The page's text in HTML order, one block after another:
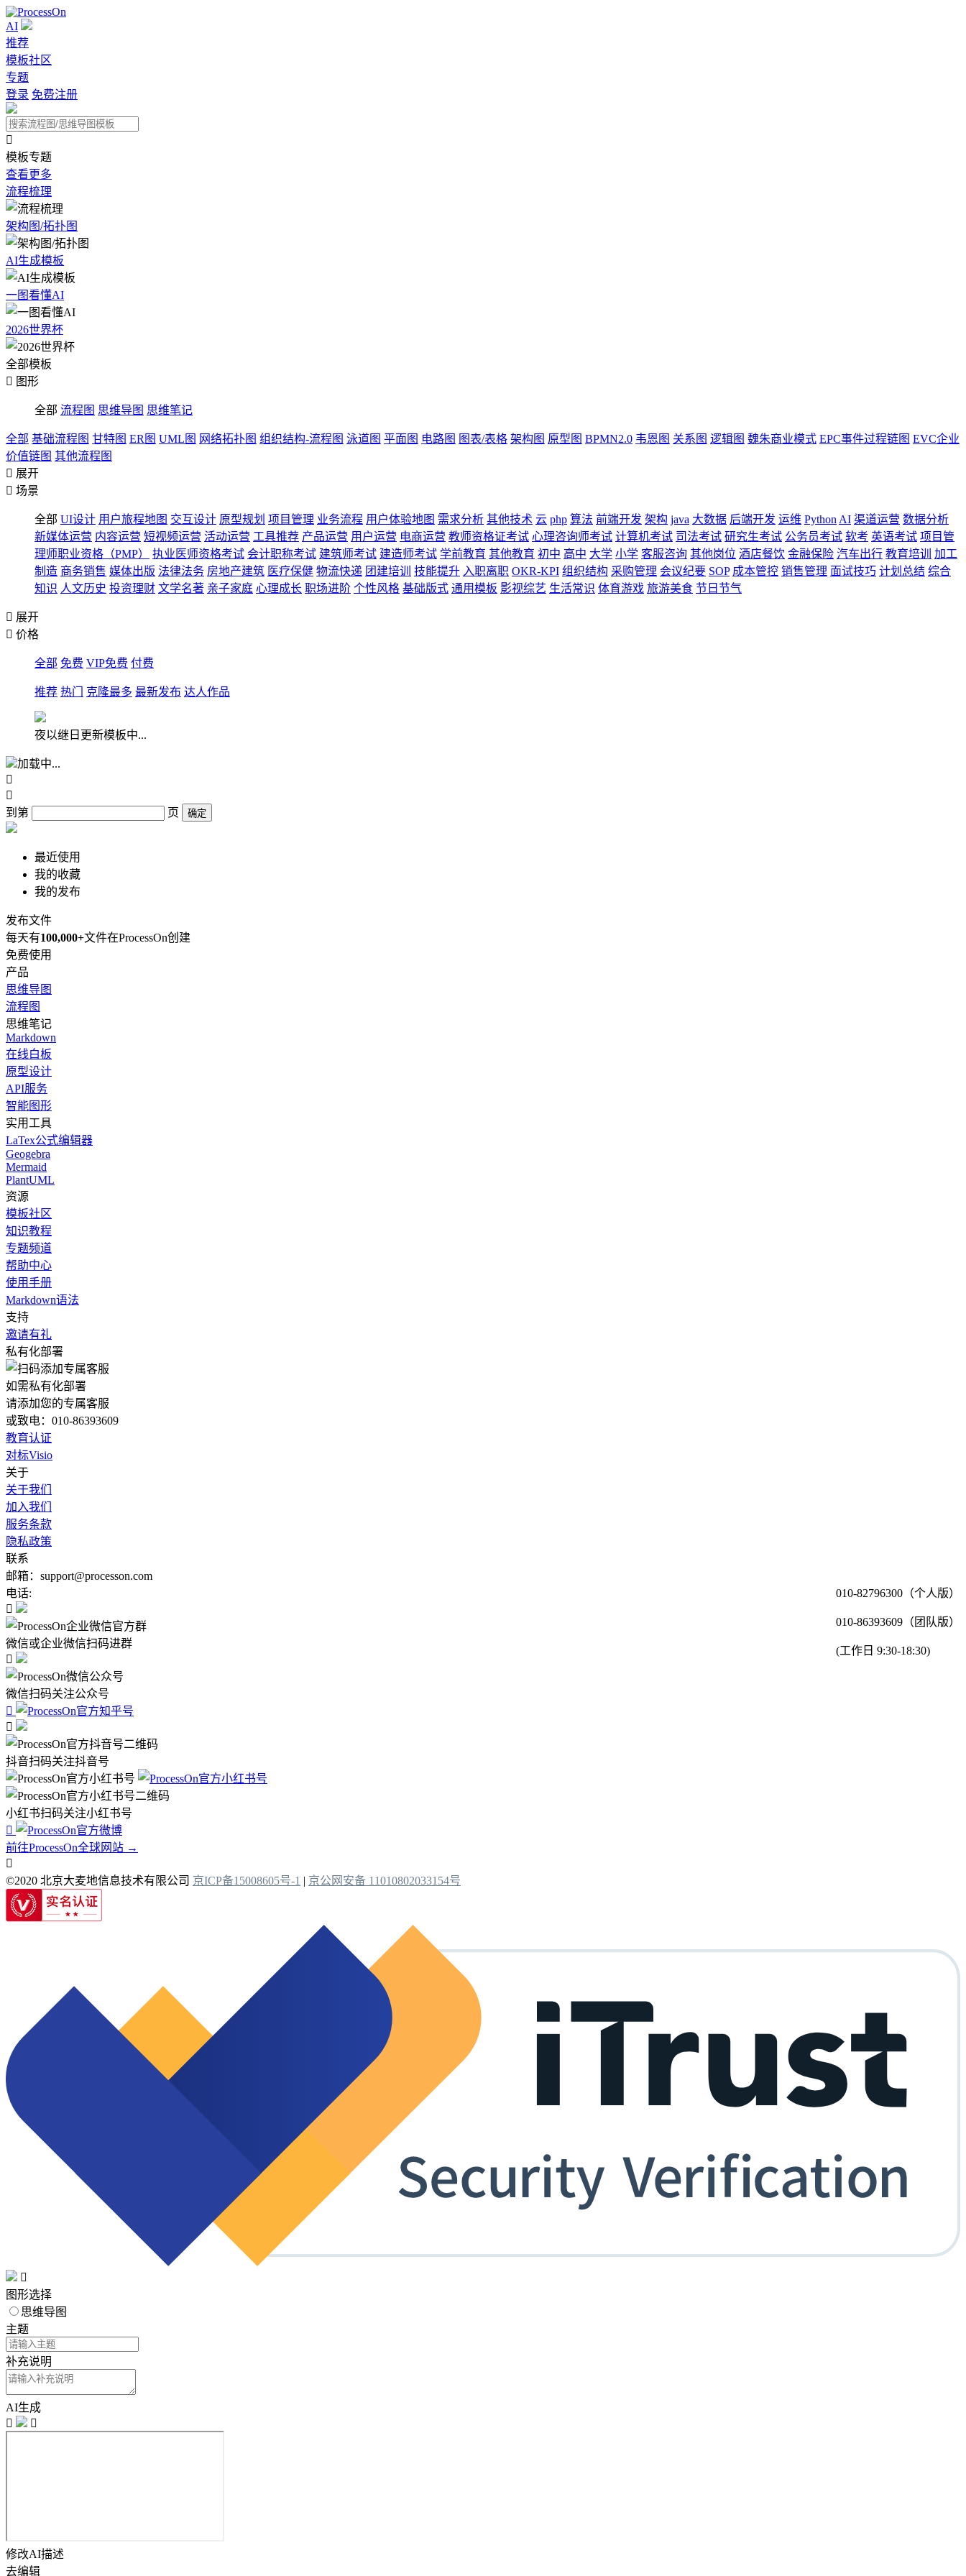
AI
推荐
模板社区
专题
登录 免费注册

模板专题
查看更多
流程梳理
架构图/拓扑图
AI生成模板
一图看懂AI
2026世界杯
全部模板
 图形
全部 流程图 思维导图 思维笔记
全部 基础流程图 甘特图 ER图 UML图 网络拓扑图 组织结构-流程图 泳道图 平面图 电路图 图表/表格 架构图 原型图 BPMN2.0 韦恩图 关系图 逻辑图 魏朱商业模式 EPC事件过程链图 EVC企业
价值链图 其他流程图
 展开
 场景
全部 UI设计 用户旅程地图 交互设计 原型规划 项目管理 业务流程 用户体验地图 需求分析 其他技术 云 php 算法 前端开发 架构 java 大数据 后端开发 运维 Python AI 渠道运营 数据分析
新媒体运营 内容运营 短视频运营 活动运营 工具推荐 产品运营 用户运营 电商运营 教师资格证考试 心理咨询师考试 计算机考试 司法考试 研究生考试 公务员考试 软考 英语考试 项目管
理师职业资格（PMP）
执业医师资格考试 会计职称考试 建筑师考试 建造师考试 学前教育 其他教育 初中 高中 大学 小学 客服咨询 其他岗位 酒店餐饮 金融保险 汽车出行 教育培训
加工
制造 商务销售 媒体出版 法律法务 房地产建筑 医疗保健 物流快递 团建培训 技能提升 入职离职 OKR-KPI 组织结构 采购管理 会议纪要 SOP 成本管控 销售管理 面试技巧 计划总结 综合
知识 人文历史 投资理财 文学名著 亲子家庭 心理成长 职场进阶 个性风格 基础版式 通用模板 影视综艺 生活常识 体育游戏 旅游美食 节日节气
 展开
 价格
全部 免费 VIP免费 付费
推荐 热门 克隆最多 最新发布 达人作品
夜以继日更新模板中...
加载中...


到第
页 确定
最近使用
我的收藏
我的发布
发布文件
每天有100,000+文件在ProcessOn创建
免费使用
产品
思维导图
流程图
思维笔记
Markdown
在线白板
原型设计
API服务
智能图形
实用工具
LaTex公式编辑器
Geogebra
Mermaid
PlantUML
资源
模板社区
知识教程
专题频道
帮助中心
使用手册
Markdown语法
支持
邀请有礼
私有化部署
如需私有化部署
请添加您的专属客服
或致电：010-86393609
教育认证
对标Visio
关于
关于我们
加入我们
服务条款
隐私政策
联系
邮箱：support@processon.com
电话:
010-82796300（个人版）
010-86393609（团队版）
(工作日 9:30-18:30)

微信或企业微信扫码进群

微信扫码关注公众号


抖音扫码关注抖音号
小红书扫码关注小红书号

前往ProcessOn全球网站 →

©2020 北京大麦地信息技术有限公司 京ICP备15008605号-1 | 京公网安备 11010802033154号

图形选择
思维导图
主题
补充说明
AI生成


修改AI描述
去编辑